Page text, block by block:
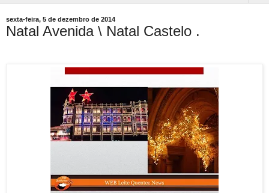
sexta-feira, 5 de dezembro de 2014
Natal Avenida \ Natal Castelo .